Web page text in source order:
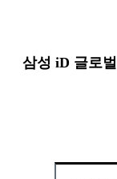
삼성 iD 글로벌